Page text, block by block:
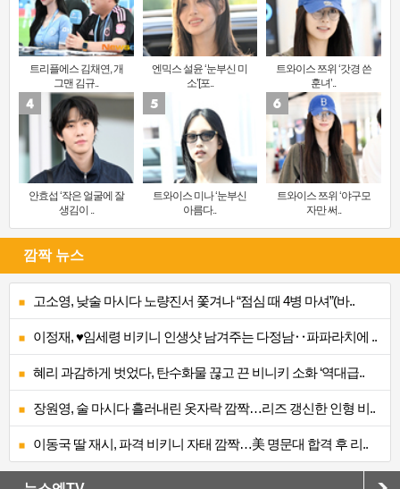
트리플에스 김채연, 개
그맨 김규..
엔믹스 설윤 ‘눈부신 미
소’[포..
트와이스 쯔위 ‘갓경 쓴
훈녀’..
안효섭 ‘작은 얼굴에 잘
생김이 ..
트와이스 미나 ‘눈부신
아름다..
트와이스 쯔위 ‘야구모
자만 써..
깜짝 뉴스
고소영, 낮술 마시다 노량진서 쫓겨나 “점심 때 4병 마셔”(바..
이정재, ♥임세령 비키니 인생샷 남겨주는 다정남‥파파라치에 ..
혜리 과감하게 벗었다, 탄수화물 끊고 끈 비니키 소화 ‘역대급..
장원영, 술 마시다 흘러내린 옷자락 깜짝…리즈 갱신한 인형 비..
이동국 딸 재시, 파격 비키니 자태 깜짝…美 명문대 합격 후 리..